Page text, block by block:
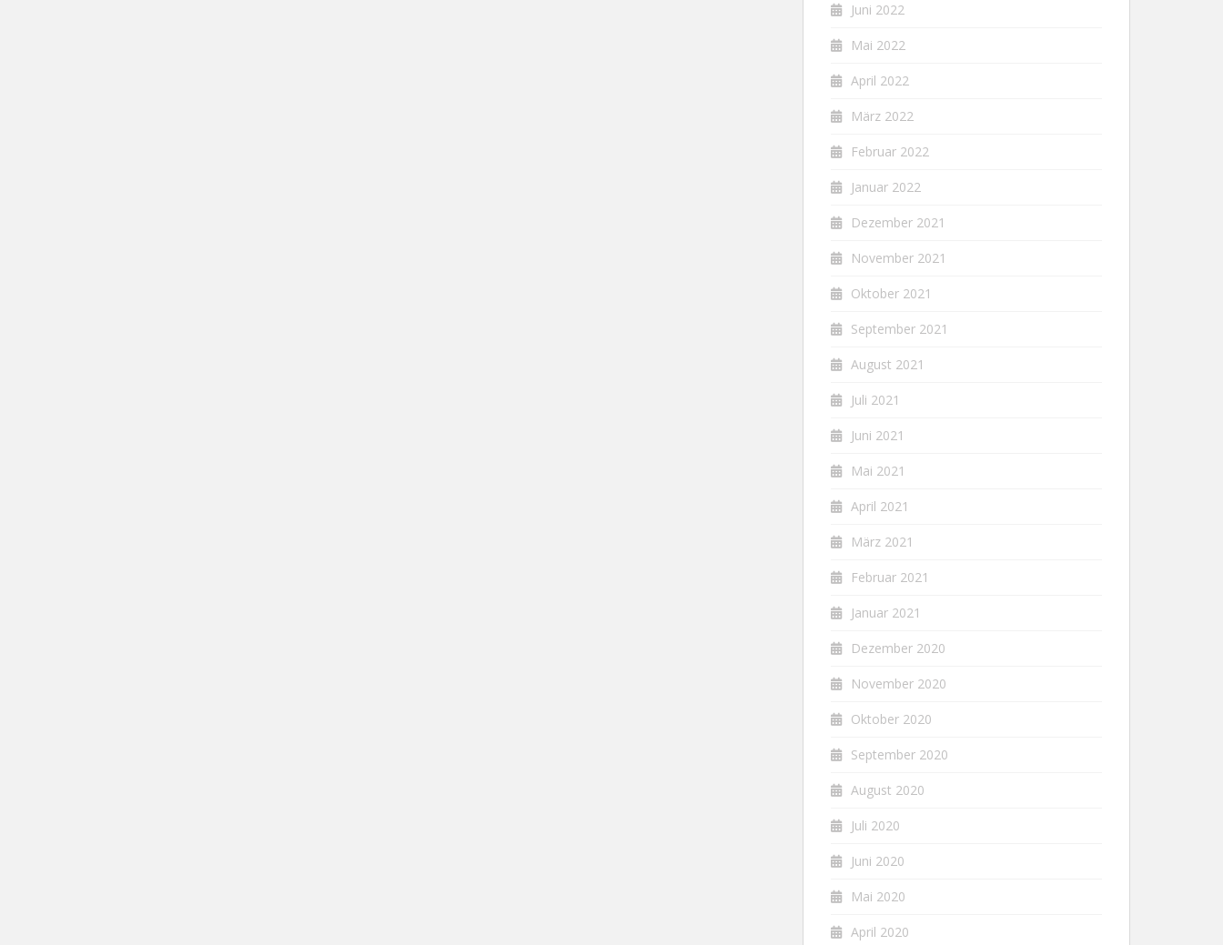
Juni 2022
Mai 2022
April 2022
März 2022
Februar 2022
Januar 2022
Dezember 2021
November 2021
Oktober 2021
September 2021
August 2021
Juli 2021
Juni 2021
Mai 2021
April 2021
März 2021
Februar 2021
Januar 2021
Dezember 2020
November 2020
Oktober 2020
September 2020
August 2020
Juli 2020
Juni 2020
Mai 2020
April 2020